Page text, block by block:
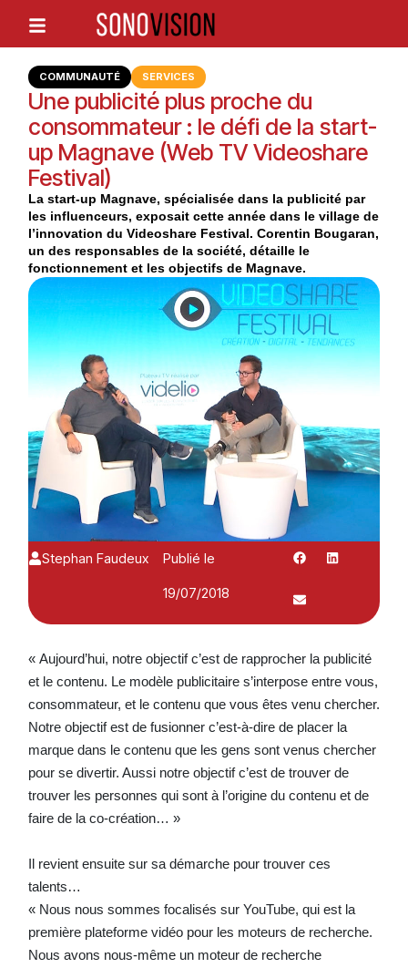
COMMUNAUTÉ SERVICES
Une publicité plus proche du
consommateur : le défi de la start-
up Magnave (Web TV Videoshare
Festival)
La start-up Magnave, spécialisée dans la publicité par
les influenceurs, exposait cette année dans le village de
l’innovation du Videoshare Festival. Corentin Bougaran,
un des responsables de la société, détaille le
fonctionnement et les objectifs de Magnave.
Stephan Faudeux
Publié le
19/07/2018
« Aujourd’hui, notre objectif c’est de rapprocher la publicité
et le contenu. Le modèle publicitaire s’interpose entre vous,
consommateur, et le contenu que vous êtes venu chercher.
Notre objectif est de fusionner c’est-à-dire de placer la
marque dans le contenu que les gens sont venus chercher
pour se divertir. Aussi notre objectif c’est de trouver de
trouver les personnes qui sont à l’origine du contenu et de
faire de la co-création… »
Il revient ensuite sur sa démarche pour trouver ces
talents…
« Nous nous sommes focalisés sur YouTube, qui est la
première plateforme vidéo pour les moteurs de recherche.
Nous avons nous-même un moteur de recherche